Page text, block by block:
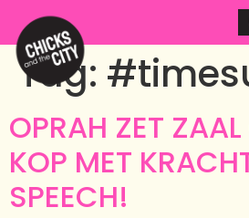
Tag:
OPRAH ZET ZAAL
KOP MET
SPEECH!